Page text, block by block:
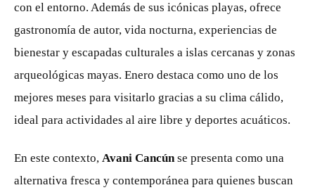
con el entorno. Además de sus icónicas playas, ofrece
gastronomía de autor, vida nocturna, experiencias de
bienestar y escapadas culturales a islas cercanas y zonas
arqueológicas mayas. Enero destaca como uno de los
mejores meses para visitarlo gracias a su clima cálido,
ideal para actividades al aire libre y deportes acuáticos.
En este contexto, Avani Cancúnse presenta como una
alternativa fresca y contemporánea para quienes buscan